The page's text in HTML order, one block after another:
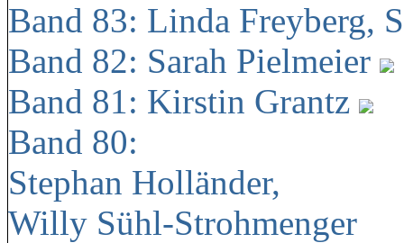
Band 83: Linda Freyberg,
Band 82: Sarah Pielmeier
Band 81: Kirstin Grantz
Band 80:
Stephan Holländer,
Willy Sühl-Strohmenger